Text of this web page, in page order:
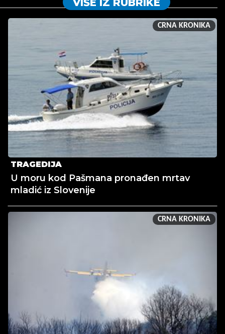
VIŠE IZ RUBRIKE
CRNA KRONIKA
TRAGEDIJA
U moru kod Pašmana pronađen mrtav
mladić iz Slovenije
CRNA KRONIKA